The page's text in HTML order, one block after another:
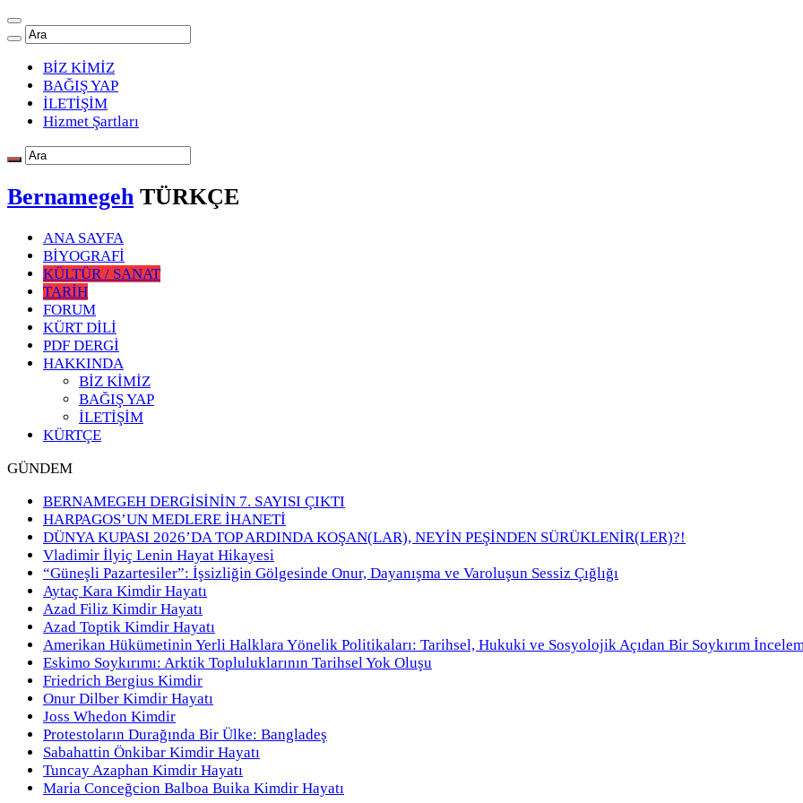
BİZ KİMİZ
BAĞIŞ YAP
İLETİŞİM
Hizmet Şartları
Bernamegeh TÜRKÇE
ANA SAYFA
BİYOGRAFİ
KÜLTÜR / SANAT
TARİH
FORUM
KÜRT DİLİ
PDF DERGİ
HAKKINDA
BİZ KİMİZ
BAĞIŞ YAP
İLETİŞİM
KÜRTÇE
GÜNDEM
BERNAMEGEH DERGİSİNİN 7. SAYISI ÇIKTI
HARPAGOS’UN MEDLERE İHANETİ
DÜNYA KUPASI 2026’DA TOP ARDINDA KOŞAN(LAR), NEYİN PEŞİNDEN SÜRÜKLENİR(LER)?!
Vladimir İlyiç Lenin Hayat Hikayesi
“Güneşli Pazartesiler”: İşsizliğin Gölgesinde Onur, Dayanışma ve Varoluşun Sessiz Çığlığı
Aytaç Kara Kimdir Hayatı
Azad Filiz Kimdir Hayatı
Azad Toptik Kimdir Hayatı
Amerikan Hükümetinin Yerli Halklara Yönelik Politikaları: Tarihsel, Hukuki ve Sosyolojik Açıdan Bir Soykırım
Eskimo Soykırımı: Arktik Topluluklarının Tarihsel Yok Oluşu
Friedrich Bergius Kimdir
Onur Dilber Kimdir Hayatı
Joss Whedon Kimdir
Protestoların Durağında Bir Ülke: Bangladeş
Sabahattin Önkibar Kimdir Hayatı
Tuncay Azaphan Kimdir Hayatı
Maria Conceğcion Balboa Buika Kimdir Hayatı